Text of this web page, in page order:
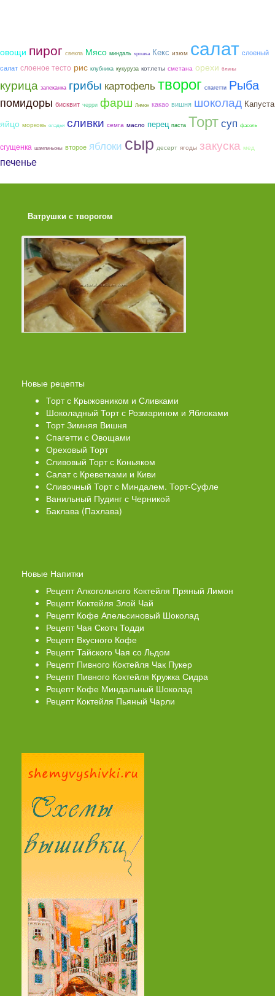
овощи пирог свекла Мясо миндаль крошка Кекс изюм салат слоеный
салат слоеное тесто рис клубника кукуруза котлеты сметана орехи блины
курица запеканка грибы картофель творог спагетти Рыба
помидоры бисквит черри фарш Лимон какао вишня шоколад Капуста
яйцо морковь оладьи сливки семга масло перец паста Тортсуп фасоль
сгущенка шампиньоны второе яблоки сыр десерт ягоды закуска мед
печенье
Ватрушки с творогом
Новые рецепты
Торт с Крыжовником и Сливками
Шоколадный Торт с Розмарином и Яблоками
Торт Зимняя Вишня
Спагетти с Овощами
Ореховый Торт
Сливовый Торт с Коньяком
Салат с Креветками и Киви
Сливочный Торт с Миндалем. Торт-Суфле
Ванильный Пудинг с Черникой
Баклава (Пахлава)
Новые Напитки
Рецепт Алкогольного Коктейля Пряный Лимон
Рецепт Коктейля Злой Чай
Рецепт Кофе Апельсиновый Шоколад
Рецепт Чая Скотч Тодди
Рецепт Вкусного Кофе
Рецепт Тайского Чая со Льдом
Рецепт Пивного Коктейля Чак Пукер
Рецепт Пивного Коктейля Кружка Сидра
Рецепт Кофе Миндальный Шоколад
Рецепт Коктейля Пьяный Чарли